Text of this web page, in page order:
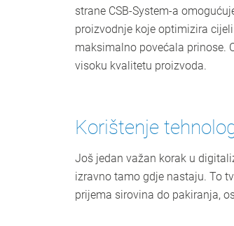
strane CSB-System-a
proizvodnje koje optimizira
maksimalno povećala prinose.
visoku kvalitetu proizvoda.
Korištenje
Još jedan važan korak u
izravno tamo gdje nastaju. To
prijema sirovina do pakiranja,